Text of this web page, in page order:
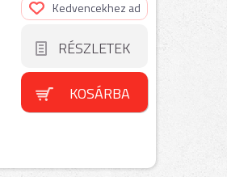
Kedvencekhez ad
RÉSZLETEK
KOSÁRBA